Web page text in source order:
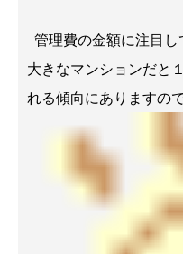
管理費の金額に注目し
大きなマンションだと
れる傾向にありますの